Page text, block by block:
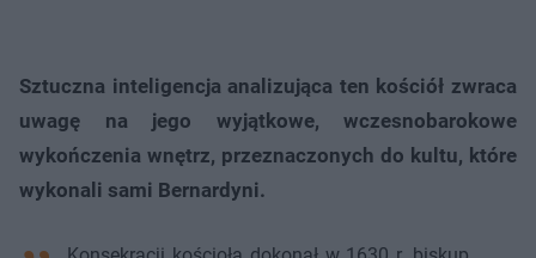
Sztuczna inteligencja analizująca ten kościół zwraca
uwagę na jego wyjątkowe, wczesnobarokowe
wykończenia wnętrz, przeznaczonych do kultu, które
wykonali sami Bernardyni.